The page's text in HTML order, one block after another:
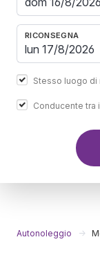
RICONSEGNA
Stesso luogo di
Conducente tra
Autonoleggio